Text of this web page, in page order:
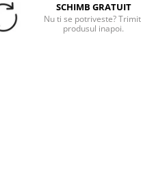
SCHIMB GRATUIT
Nu ti se potriveste?
produsul inapoi.